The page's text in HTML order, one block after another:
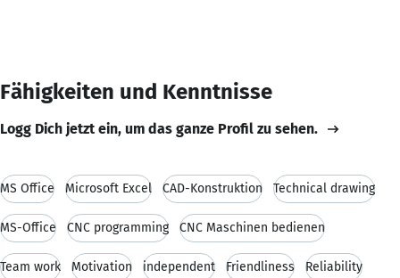
Fähigkeiten und Kenntnisse
Logg Dich jetzt ein, um das ganze Profil zu sehen.
MS Office Microsoft Excel CAD-Konstruktion Technical drawing
MS-Office CNC programming CNC Maschinen bedienen
Team work Motivation independent Friendliness Reliability